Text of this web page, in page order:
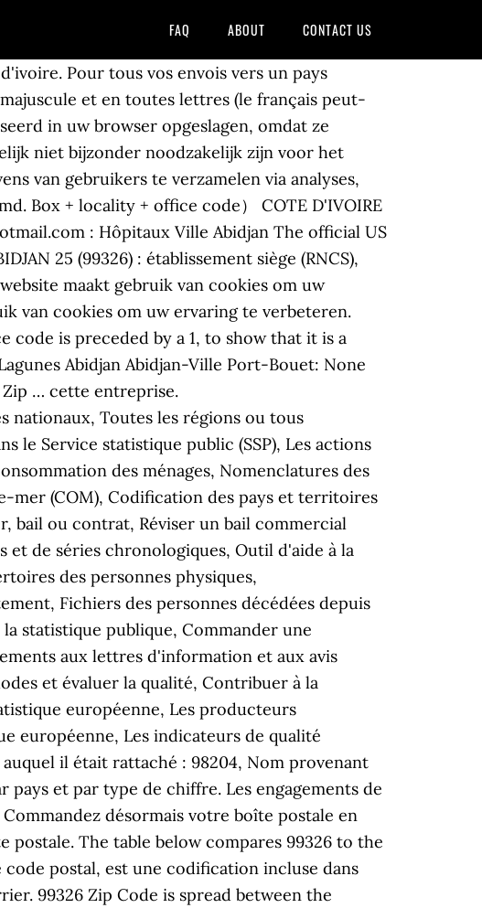
FAQ ABOUT CONTACT US
Pour tous vos envois vers un pays
et en toutes lettres (le français peut-
in uw browser opgeslagen, omdat ze
niet bijzonder noodzakelijk zijn voor het
van gebruikers te verzamelen via analyses,
Box + locality + office code） COTE D'IVOIRE
: Hôpitaux Ville Abidjan The official US
25 (99326) : établissement siège (RNCS),
maakt gebruik van cookies om uw
van cookies om uw ervaring te verbeteren.
is preceded by a 1, to show that it is a
Abidjan Abidjan-Ville Port-Bouet: None
… cette entreprise.
Toutes les régions ou tous
le Service statistique public (SSP), Les actions
des ménages, Nomenclatures des
mer (COM), Codification des pays et territoires
bail ou contrat, Réviser un bail commercial
de séries chronologiques, Outil d'aide à la
des personnes physiques,
Fichiers des personnes décédées depuis
statistique publique, Commander une
aux lettres d'information et aux avis
et évaluer la qualité, Contribuer à la
européenne, Les producteurs
européenne, Les indicateurs de qualité
il était rattaché : 98204, Nom provenant
et par type de chiffre. Les engagements de
désormais votre boîte postale en
postale. The table below compares 99326 to the
postal, est une codification incluse dans
99326 Zip Code is spread between the